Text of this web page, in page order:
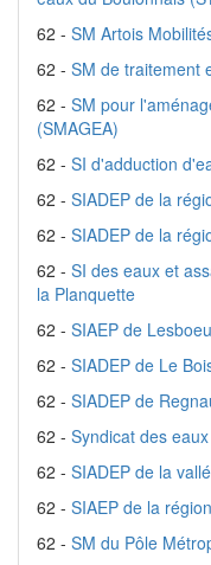
62 - SM Artois
62 - SM de traitement
62 - SM pour
(SMAGEA)
62 - SI d'adduction
62 - SIADEP de la
62 - SIADEP de la
62 - SI des eaux et
la Planquette
62 - SIAEP de
62 - SIADEP de Le
62 - SIADEP de
62 - Syndicat des
62 - SIADEP de la
62 - SIAEP de la
62 - SM du Pôle